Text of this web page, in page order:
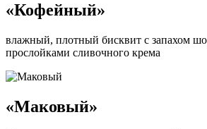
«Кофейный»
влажный, плотный бисквит с запахом
прослойками сливочного крема
«Маковый»